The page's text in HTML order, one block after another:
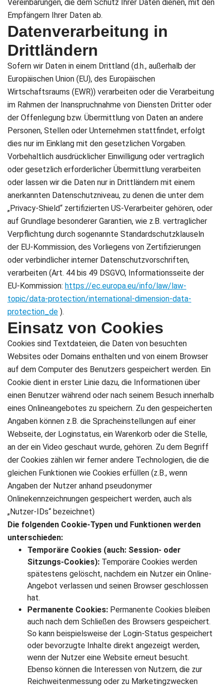
Vereinbarungen, die dem Schutz Ihrer Daten dienen, mit den
Empfängern Ihrer Daten ab.
Datenverarbeitung in
Drittländern
Sofern wir Daten in einem Drittland (d.h., außerhalb der
Europäischen Union (EU), des Europäischen
Wirtschaftsraums (EWR)) verarbeiten oder die Verarbeitung
im Rahmen der Inanspruchnahme von Diensten Dritter oder
der Offenlegung bzw. Übermittlung von Daten an andere
Personen, Stellen oder Unternehmen stattfindet, erfolgt
dies nur im Einklang mit den gesetzlichen Vorgaben.
Vorbehaltlich ausdrücklicher Einwilligung oder vertraglich
oder gesetzlich erforderlicher Übermittlung verarbeiten
oder lassen wir die Daten nur in Drittländern mit einem
anerkannten Datenschutzniveau, zu denen die unter dem
„Privacy-Shield“ zertifizierten US-Verarbeiter gehören, oder
auf Grundlage besonderer Garantien, wie z.B. vertraglicher
Verpflichtung durch sogenannte Standardschutzklauseln
der EU-Kommission, des Vorliegens von Zertifizierungen
oder verbindlicher interner Datenschutzvorschriften,
verarbeiten (Art. 44 bis 49 DSGVO, Informationsseite der
EU-Kommission: https://ec.europa.eu/info/law/law-
topic/data-protection/international-dimension-data-
protection_de ).
Einsatz von Cookies
Cookies sind Textdateien, die Daten von besuchten
Websites oder Domains enthalten und von einem Browser
auf dem Computer des Benutzers gespeichert werden. Ein
Cookie dient in erster Linie dazu, die Informationen über
einen Benutzer während oder nach seinem Besuch innerhalb
eines Onlineangebotes zu speichern. Zu den gespeicherten
Angaben können z.B. die Spracheinstellungen auf einer
Webseite, der Loginstatus, ein Warenkorb oder die Stelle,
an der ein Video geschaut wurde, gehören. Zu dem Begriff
der Cookies zählen wir ferner andere Technologien, die die
gleichen Funktionen wie Cookies erfüllen (z.B., wenn
Angaben der Nutzer anhand pseudonymer
Onlinekennzeichnungen gespeichert werden, auch als
„Nutzer-IDs“ bezeichnet)
Die folgenden Cookie-Typen und Funktionen werden
unterschieden:
Temporäre Cookies (auch: Session- oder
Sitzungs-Cookies): Temporäre Cookies werden
spätestens gelöscht, nachdem ein Nutzer ein Online-
Angebot verlassen und seinen Browser geschlossen
hat.
Permanente Cookies: Permanente Cookies bleiben
auch nach dem Schließen des Browsers gespeichert.
So kann beispielsweise der Login-Status gespeichert
oder bevorzugte Inhalte direkt angezeigt werden,
wenn der Nutzer eine Website erneut besucht.
Ebenso können die Interessen von Nutzern, die zur
Reichweitenmessung oder zu Marketingzwecken